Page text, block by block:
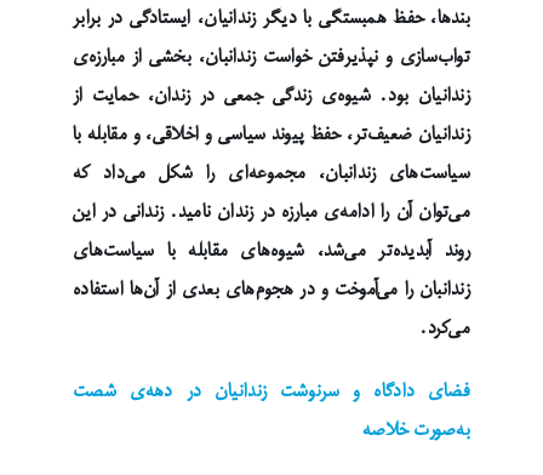
بندها، حفظ همبستگی با دیگر زندانیان، ایستادگی در برابر
تواب‌سازی و نپذیرفتن خواست زندانبان، بخشی از مبارزه‌ی
زندانیان بود. شیوه‌ی زندگی جمعی در زندان، حمایت از
زندانیان ضعیف‌تر، حفظ پیوند سیاسی و اخلاقی، و مقابله با
سیاست‌های زندانبان، مجموعه‌ای را شکل می‌داد که
می‌توان آن را ادامه‌ی مبارزه در زندان نامید. زندانی در این
روند آبدیده‌تر می‌شد، شیوه‌های مقابله با سیاست‌های
زندانبان را می‌آموخت و در هجوم‌های بعدی از آن‌ها استفاده
می‌کرد.
فضای دادگاه و سرنوشت زندانیان در دهه‌ی شصت
به‌صورت خلاصه